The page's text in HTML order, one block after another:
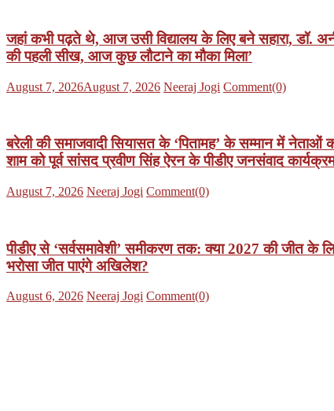
जहां कभी पढ़ते थे, आज उसी विद्यालय के लिए बने सहारा, डॉ.
की पहली सीख, आज कुछ लौटाने का मौका मिला’
Posted
August 7, 2026August 7, 2026 Author
Neeraj Jogi Comment(0)
बरेली की समाजवादी सियासत के ‘पितामह’ के सम्मान में
शाम को पूर्व सांसद प्रवीण सिंह ऐरन के पीडीए जनसंवाद
Posted
August 7, 2026 Author
Neeraj Jogi Comment(0)
पीडीए से ‘सर्वसमावेशी’ समीकरण तक: क्या 2027 की जीत के
भरोसा जीत पाएंगे अखिलेश?
Posted
August 6, 2026 Author
Neeraj Jogi Comment(0)